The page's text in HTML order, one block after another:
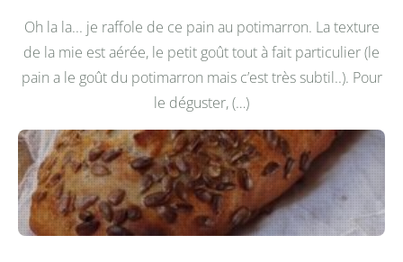
Oh la la... je raffole de ce pain au potimarron. La texture
de la mie est aérée, le petit goût tout à fait particulier (le
pain a le goût du potimarron mais c’est très subtil..). Pour
le déguster, (…)